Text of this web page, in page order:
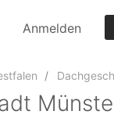
Anmelden